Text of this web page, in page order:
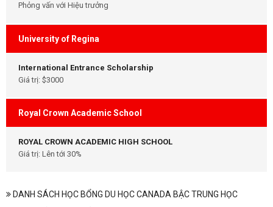
Phỏng vấn với Hiệu trưởng
University of Regina
International Entrance Scholarship
Giá trị: $3000
Royal Crown Academic School
ROYAL CROWN ACADEMIC HIGH SCHOOL
Giá trị: Lên tới 30%
DANH SÁCH HỌC BỔNG DU HỌC CANADA BẬC TRUNG HỌC